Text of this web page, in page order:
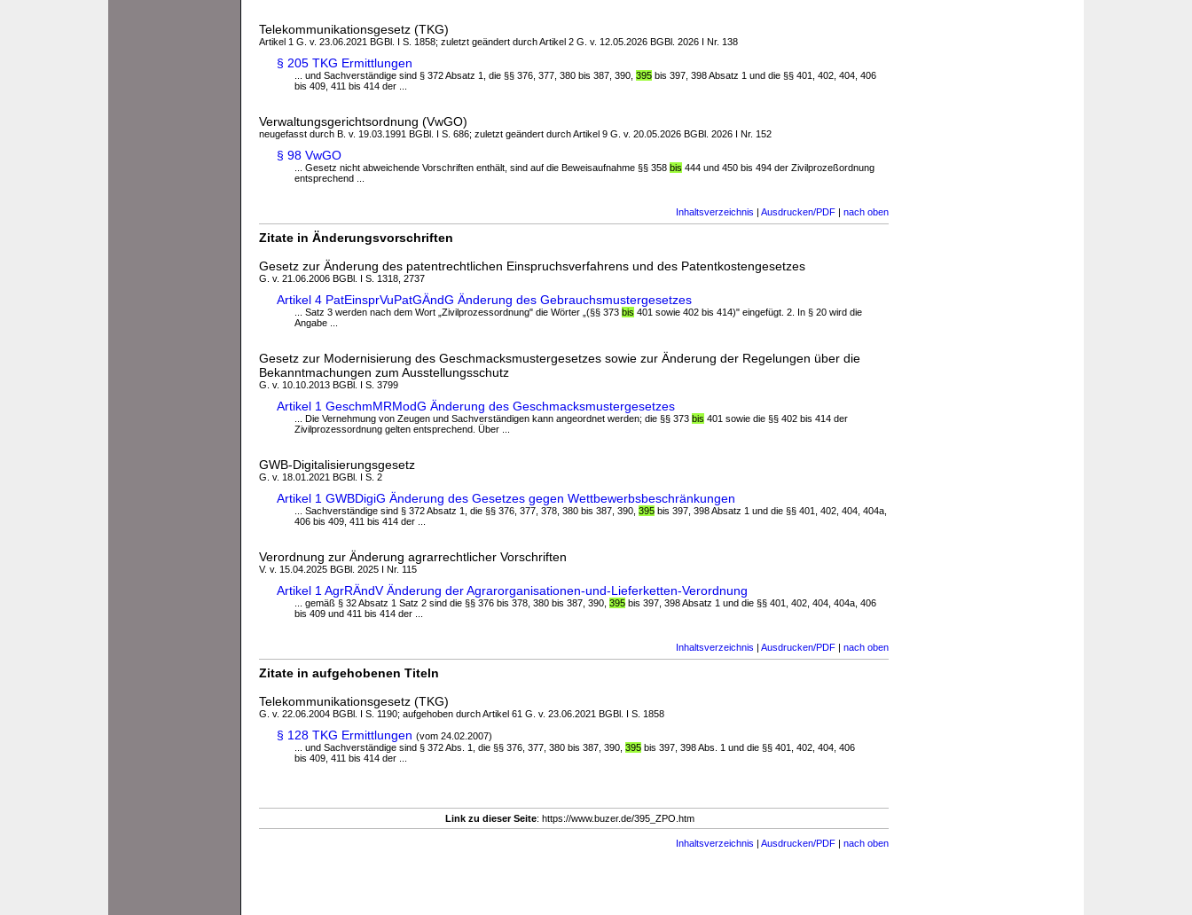
Telekommunikationsgesetz (TKG)
Artikel 1 G. v. 23.06.2021 BGBl. I S. 1858; zuletzt geändert durch Artikel 2 G. v. 12.05.2026 BGBl. 2026 I Nr. 138
§ 205 TKG Ermittlungen
... und Sachverständige sind § 372 Absatz 1, die §§ 376, 377, 380 bis 387, 390, 395 bis 397, 398 Absatz 1 und die §§ 401, 402, 404, 406
bis 409, 411 bis 414 der ...
Verwaltungsgerichtsordnung (VwGO)
neugefasst durch B. v. 19.03.1991 BGBl. I S. 686; zuletzt geändert durch Artikel 9 G. v. 20.05.2026 BGBl. 2026 I Nr. 152
§ 98 VwGO
... Gesetz nicht abweichende Vorschriften enthält, sind auf die Beweisaufnahme §§ 358 bis 444 und 450 bis 494 der Zivilprozeßordnung
entsprechend ...
Inhaltsverzeichnis | Ausdrucken/PDF | nach oben
Zitate in Änderungsvorschriften
Gesetz zur Änderung des patentrechtlichen Einspruchsverfahrens und des Patentkostengesetzes
G. v. 21.06.2006 BGBl. I S. 1318, 2737
Artikel 4 PatEinsprVuPatGÄndG Änderung des Gebrauchsmustergesetzes
... Satz 3 werden nach dem Wort „Zivilprozessordnung" die Wörter „(§§ 373 bis 401 sowie 402 bis 414)" eingefügt. 2. In § 20 wird die
Angabe ...
Gesetz zur Modernisierung des Geschmacksmustergesetzes sowie zur Änderung der Regelungen über die
Bekanntmachungen zum Ausstellungsschutz
G. v. 10.10.2013 BGBl. I S. 3799
Artikel 1 GeschmMRModG Änderung des Geschmacksmustergesetzes
... Die Vernehmung von Zeugen und Sachverständigen kann angeordnet werden; die §§ 373 bis 401 sowie die §§ 402 bis 414 der
Zivilprozessordnung gelten entsprechend. Über ...
GWB-Digitalisierungsgesetz
G. v. 18.01.2021 BGBl. I S. 2
Artikel 1 GWBDigiG Änderung des Gesetzes gegen Wettbewerbsbeschränkungen
... Sachverständige sind § 372 Absatz 1, die §§ 376, 377, 378, 380 bis 387, 390, 395 bis 397, 398 Absatz 1 und die §§ 401, 402, 404, 404a,
406 bis 409, 411 bis 414 der ...
Verordnung zur Änderung agrarrechtlicher Vorschriften
V. v. 15.04.2025 BGBl. 2025 I Nr. 115
Artikel 1 AgrRÄndV Änderung der Agrarorganisationen-und-Lieferketten-Verordnung
... gemäß § 32 Absatz 1 Satz 2 sind die §§ 376 bis 378, 380 bis 387, 390, 395 bis 397, 398 Absatz 1 und die §§ 401, 402, 404, 404a, 406
bis 409 und 411 bis 414 der ...
Inhaltsverzeichnis | Ausdrucken/PDF | nach oben
Zitate in aufgehobenen Titeln
Telekommunikationsgesetz (TKG)
G. v. 22.06.2004 BGBl. I S. 1190; aufgehoben durch Artikel 61 G. v. 23.06.2021 BGBl. I S. 1858
§ 128 TKG Ermittlungen (vom 24.02.2007)
... und Sachverständige sind § 372 Abs. 1, die §§ 376, 377, 380 bis 387, 390, 395 bis 397, 398 Abs. 1 und die §§ 401, 402, 404, 406
bis 409, 411 bis 414 der ...
Link zu dieser Seite: https://www.buzer.de/395_ZPO.htm
Inhaltsverzeichnis | Ausdrucken/PDF | nach oben